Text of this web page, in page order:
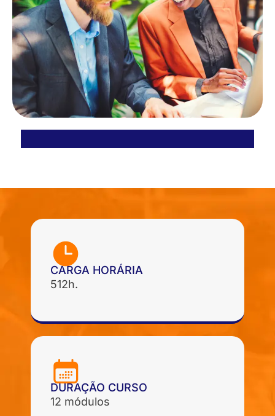
CARGA HORÁRIA
512h.
DURAÇÃO CURSO
12 módulos